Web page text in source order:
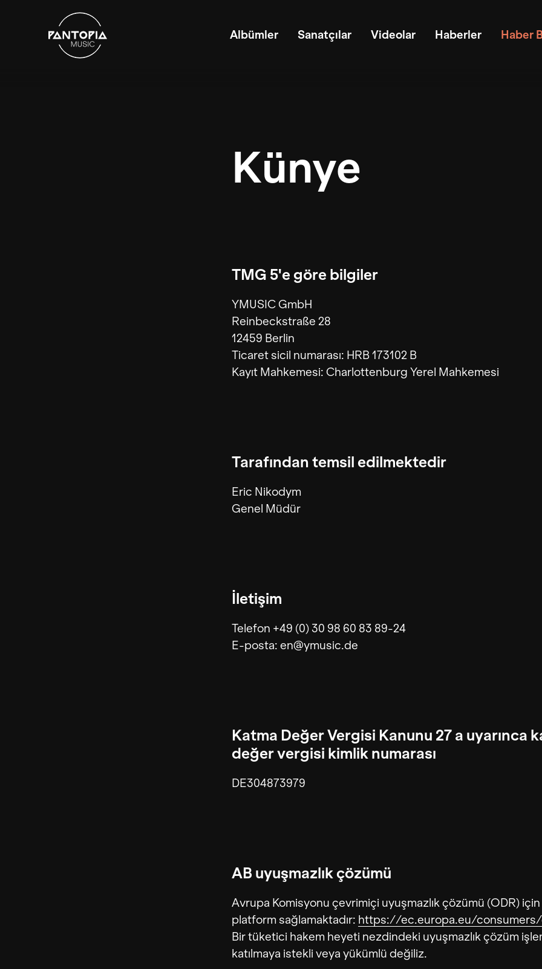
Albümler Sanatçılar Videolar Haberler Haber
Künye
TMG 5'e göre bilgiler
YMUSIC GmbH
Reinbeckstraße 28
12459 Berlin
Ticaret sicil numarası: HRB 173102 B
Kayıt Mahkemesi: Charlottenburg Yerel Mahkemesi
Tarafından temsil edilmektedir
Eric Nikodym
Genel Müdür
İletişim
Telefon +49 (0) 30 98 60 83 89-24
E-posta: en@ymusic.de
Katma Değer Vergisi Kanunu 27 a uyarınca
değer vergisi kimlik numarası
DE304873979
AB uyuşmazlık çözümü
Avrupa Komisyonu çevrimiçi uyuşmazlık çözümü (ODR)
platform sağlamaktadır: https://ec.europa.eu/
Bir tüketici hakem heyeti nezdindeki uyuşmazlık çözüm
katılmaya istekli veya yükümlü değiliz.